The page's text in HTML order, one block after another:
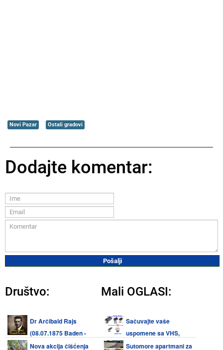
Novi Pazar Ostali gradovi
Dodajte komentar:
Društvo:
Dr Arčibald Rajs
(08.07.1875 Baden -
08.08.1929 Beograd)
Nova akcija čišćenja
Mali OGLASI:
Sačuvajte vaše
uspomene sa VHS,
Video 8, Hi8, Mini DV kaseta i
Sutomore apartmani za